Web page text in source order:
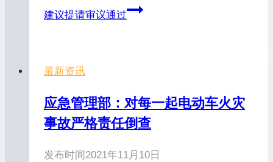
建议提请审议通过
最新资讯
应急管理部：对每一起电动车火灾
事故严格责任倒查
发布时间2021年11月10日